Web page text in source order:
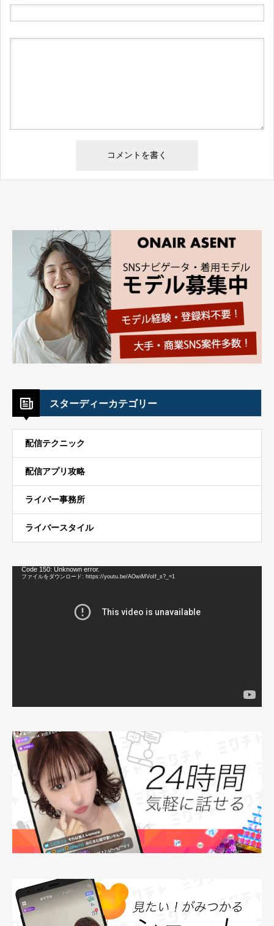
スターディーカテゴリー
配信テクニック
配信アプリ攻略
ライバー事務所
ライバースタイル
Code 150: Unknown error.
ファイルをダウンロード: https://youtu.be/AOwiMVoIf_s?_=1